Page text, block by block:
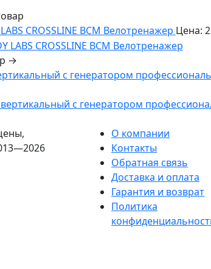
CROSSLINE BCM Велотренажер Цена:
→
с генератором
О компании
Контакты
Обратная связь
Доставка и оплата
Гарантия и возврат
Политика